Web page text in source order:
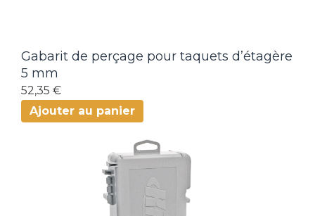
Gabarit de perçage pour taquets d’étagère
5 mm
52,35 €
Ajouter au panier